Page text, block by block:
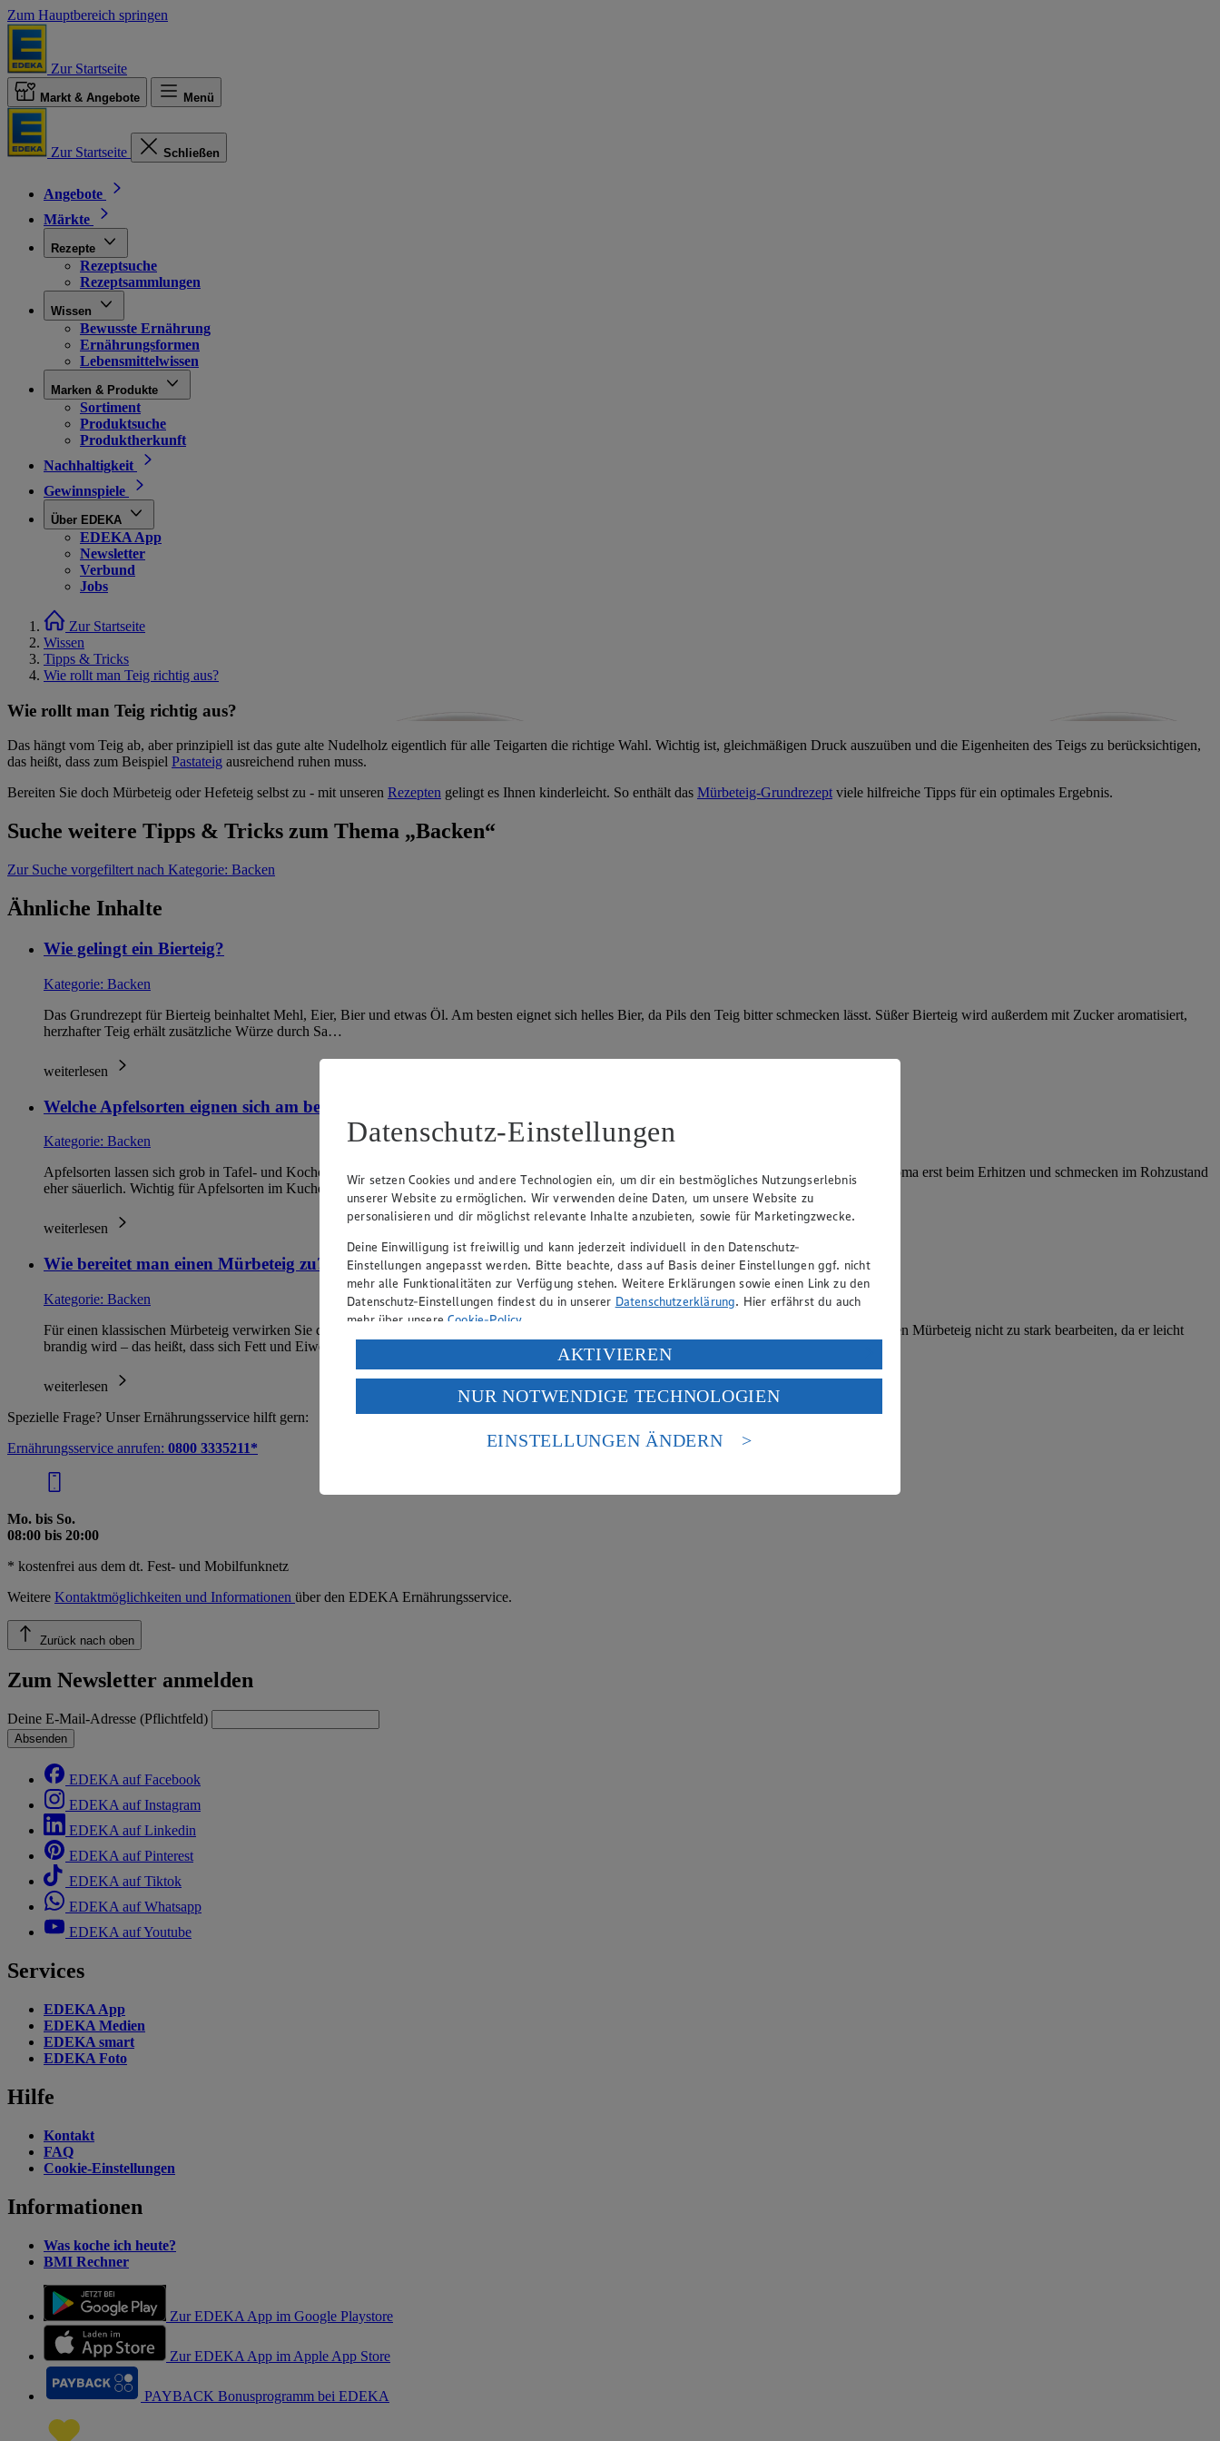
Zum Hauptbereich springen
Zur Startseite
Markt & Angebote Menü
Zur Startseite Schließen
Angebote
Märkte
Rezepte
Rezeptsuche
Rezeptsammlungen
Wissen
Bewusste Ernährung
Ernährungsformen
Lebensmittelwissen
Marken & Produkte
Sortiment
Produktsuche
Produktherkunft
Nachhaltigkeit
Gewinnspiele
Über EDEKA
EDEKA App
Newsletter
Verbund
Jobs
Zur Startseite
Wissen
Tipps & Tricks
Wie rollt man Teig richtig aus?
Wie rollt man Teig richtig aus?
Das hängt vom Teig ab, aber prinzipiell ist das gute alte Nudelholz eigentlich für alle Teigarten die richtige Wahl. Wichtig ist, gleichmäßigen Druck auszuüben und die Eigenheiten des Teigs zu berücksichtigen,
das heißt, dass zum Beispiel Pastateig ausreichend ruhen muss.
Bereiten Sie doch Mürbeteig oder Hefeteig selbst zu - mit unseren Rezepten gelingt es Ihnen kinderleicht. So enthält das Mürbeteig-Grundrezeptviele hilfreiche Tipps für ein optimales Ergebnis.
Suche weitere Tipps & Tricks zum Thema „Backen“
Zur Suche vorgefiltert nach Kategorie: Backen
Ähnliche Inhalte
Wie gelingt ein Bierteig?
Kategorie: Backen
Das Grundrezept für Bierteig beinhaltet Mehl, Eier, Bier und etwas Öl. Am besten eignet sich helles Bier, da Pils den Teig bitter schmecken lässt. Süßer Bierteig wird außerdem mit Zucker aromatisiert,
herzhafter Teig erhält zusätzliche Würze durch Sa…
weiterlesen
Welche Apfelsorten eignen sich am besten für Apfelkuchen?
Kategorie: Backen
Apfelsorten lassen sich grob in Tafel- und Kochobst unterteilen. Für Apfelkuchen sind Kochäpfel am besten geeignet, denn sie entfalten ihr volles Aroma erst beim Erhitzen und schmecken im Rohzustand
eher säuerlich. Wichtig für Apfelsorten im Kuchen i…
weiterlesen
Wie bereitet man einen Mürbeteig zu?
Kategorie: Backen
Für einen klassischen Mürbeteig verwirken Sie drei Teile Mehl mit zwei Teilen weicher Butter und einem Teil Zucker sowie etwas Salz. Sie sollten den Mürbeteig nicht zu stark bearbeiten, da er leicht
brandig wird – das heißt, dass sich Fett und Eiweiß…
weiterlesen
Spezielle Frage? Unser Ernährungsservice hilft gern:
Ernährungsservice anrufen: 0800 3335211*
Mo. bis So.
08:00 bis 20:00
* kostenfrei aus dem dt. Fest- und Mobilfunknetz
Weitere Kontaktmöglichkeiten und Informationen über den EDEKA Ernährungsservice.
Zurück nach oben
Zum Newsletter anmelden
Deine E-Mail-Adresse (Pflichtfeld)
Absenden
EDEKA auf Facebook
EDEKA auf Instagram
EDEKA auf Linkedin
EDEKA auf Pinterest
EDEKA auf Tiktok
EDEKA auf Whatsapp
EDEKA auf Youtube
Services
EDEKA App
EDEKA Medien
EDEKA smart
EDEKA Foto
Hilfe
Kontakt
FAQ
Cookie-Einstellungen
Informationen
Was koche ich heute?
BMI Rechner
Zur EDEKA App im Google Playstore
Zur EDEKA App im Apple App Store
PAYBACK Bonusprogramm bei EDEKA
Datenschutz-Einstellungen
Wir setzen Cookies und andere Technologien ein, um dir ein bestmögliches Nutzungserlebnis
unserer Website zu ermöglichen. Wir verwenden deine Daten, um unsere Website zu
personalisieren und dir möglichst relevante Inhalte anzubieten, sowie für Marketingzwecke.
Deine Einwilligung ist freiwillig und kann jederzeit individuell in den Datenschutz-
Einstellungen angepasst werden. Bitte beachte, dass auf Basis deiner Einstellungen ggf. nicht
mehr alle Funktionalitäten zur Verfügung stehen. Weitere Erklärungen sowie einen Link zu den
Datenschutz-Einstellungen findest du in unserer Datenschutzerklärung. Hier erfährst du auch
mehr über unsereCookie-Policy.
Verarbeitung deiner personenbezogenen Daten in den USA durch Facebook und YouTube:
Wenn du auf „Aktivieren“ klickst, willigst du im Sinne des Art. 49 Abs. 1 Satz 1 lit. a) DSGVO
ein, dass deine Daten in den USA verarbeitet werden. Der EuGH sieht die USA als Land mit
einem nach europäischen Standards nicht angemessenen Datenschutzniveau an. Es besteht das
Risiko eines Zugriffs durch US-amerikanische Behörden.
AKTIVIEREN
NUR NOTWENDIGE TECHNOLOGIEN
EINSTELLUNGEN ÄNDERN